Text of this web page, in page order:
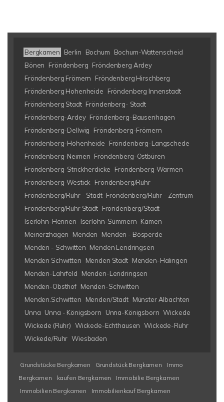
Bergkamen Berlin Bochum
Bochum-Wattenscheid
Bönen
Fröndenberg Fröndenberg Ardey
Fröndenberg Frömern
Fröndenberg Hirschberg
Fröndenberg Hohenheide
Fröndenberg Innenstadt
Fröndenberg Stadt Fröndenberg- Stadt
Fröndenberg-Ardey Fröndenberg-Bausenhagen
Fröndenberg-Dellwig
Fröndenberg-Frömern
Fröndenberg-Hohenheide
Fröndenberg-Langschede
Fröndenberg-Neimen Fröndenberg-Ostbüren
Fröndenberg-Strickherdicke
Fröndenberg-Warmen
Fröndenberg-Westick
Fröndenberg/Ruhr
Fröndenberg/Ruhr - Stadt Fröndenberg/Ruhr - Zentrum
Fröndenberg/Ruhr Stadt Fröndenberg/Stadt
Iserlohn-Hennen
Iserlohn-Sümmern Kamen
Meinerzhagen
Menden
Menden - Bösperde
Menden - Schwitten Menden Lendringsen
Menden Schwitten
Menden Stadt Menden-Halingen
Menden-Lahrfeld
Menden-Lendringsen
Menden-Obsthof Menden-Schwitten
Menden.Schwitten
Menden/Stadt Münster Albachten
Unna Unna - Königsborn Unna-Königsborn Wickede
Wickede (Ruhr) Wickede-Echthausen Wickede-Ruhr
Wickede/Ruhr Wiesbaden
Grundstücke Bergkamen Grundstück Bergkamen
Immo
Bergkamen
kaufen Bergkamen
Immobilie Bergkamen
Immobilien Bergkamen
Immobilienkauf Bergkamen